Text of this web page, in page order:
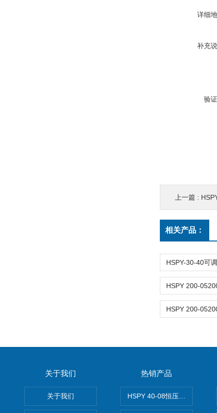
详细
补充
验
上一篇 :
相关产品：
关于我们
关于我们
热销产品
HSPY 40-08恒压恒流恒功率